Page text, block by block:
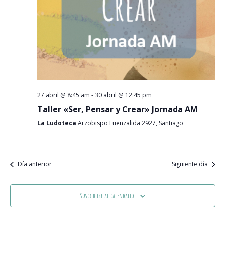
27 abril @ 8:45 am -30 abril @ 12:45 pm
Taller «Ser, Pensar y Crear» Jornada AM
La Ludoteca Arzobispo Fuenzalida 2927, Santiago
Día anterior Siguiente día
Suscribirse al calendario